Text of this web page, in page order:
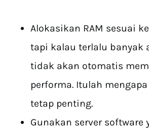
Alokasikan RAM sesuai
tapi kalau terlalu banyak
tidak akan otomatis
performa. Itulah
tetap penting.
Gunakan server software